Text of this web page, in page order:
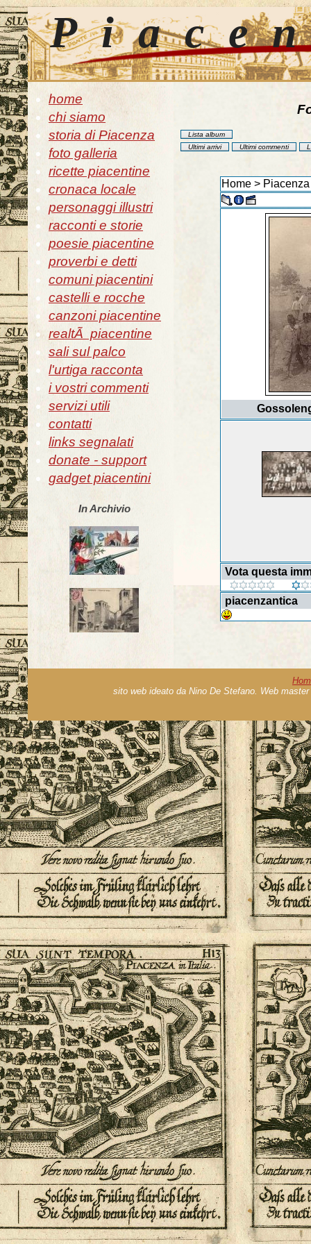
home
chi siamo
storia di Piacenza
foto galleria
ricette piacentine
cronaca locale
personaggi illustri
racconti e storie
poesie piacentine
proverbi e detti
comuni piacentini
castelli e rocche
canzoni piacentine
realtÃ piacentine
sali sul palco
l'urtiga racconta
i vostri commenti
servizi utili
contatti
links segnalati
donate - support
gadget piacentini
In Archivio
Lista album
Ultimi arrivi
Ultimi commenti
Home >
Vota questa
piacenzantica
sito web ideato da Nino De Stefano. Web